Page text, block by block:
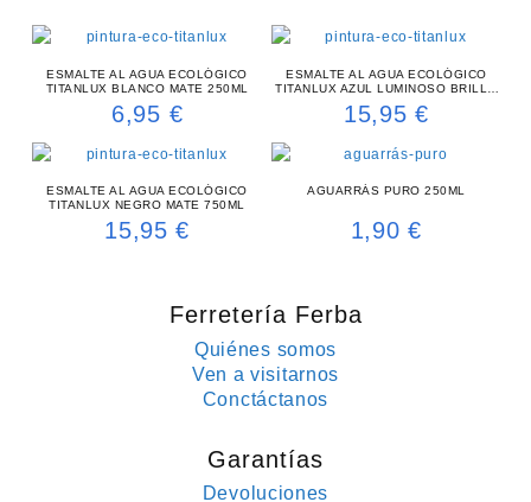
ESMALTE AL AGUA ECOLÓGICO
TITANLUX BLANCO MATE 250ML
6,95 €
ESMALTE AL AGUA ECOLÓGICO
TITANLUX AZUL LUMINOSO BRILLO
15,95€
ESMALTE AL AGUA ECOLÓGICO
TITANLUX NEGRO MATE 750ML
15,95€
AGUARRÁS PURO 250ML
1,90€
Ferretería Ferba
Quiénes somos
Ven a visitarnos
Conctáctanos
Garantías
Devoluciones